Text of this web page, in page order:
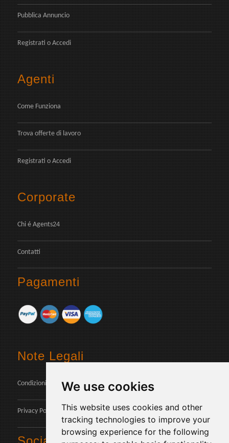
We use cookies
This website uses cookies and other
tracking technologies to improve your
browsing experience for the following
Pubblica Annuncio
Registrati o Accedi
Agenti
Come Funziona
Trova offerte di lavoro
Registrati o Accedi
Corporate
Chi é Agents24
Contatti
Pagamenti
Note Legali
Condizioni d'uso
Privacy Policy